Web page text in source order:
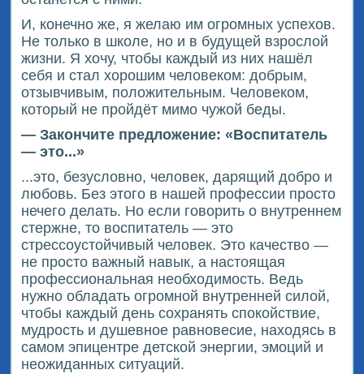
И, конечно же, я желаю им огромных успехов.
Не только в школе, но и в будущей взрослой
жизни. Я хочу, чтобы каждый из них нашёл
себя и стал хорошим человеком: добрым,
отзывчивым, положительным. Человеком,
который не пройдёт мимо чужой беды.
— Закончите предложение: «Воспитатель
— это...»
...это, безусловно, человек, дарящий добро и
любовь. Без этого в нашей профессии просто
нечего делать. Но если говорить о внутреннем
стержне, то воспитатель — это
стрессоустойчивый человек. Это качество —
не просто важный навык, а настоящая
профессиональная необходимость. Ведь
нужно обладать огромной внутренней силой,
чтобы каждый день сохранять спокойствие,
мудрость и душевное равновесие, находясь в
самом эпицентре детской энергии, эмоций и
неожиданных ситуаций.